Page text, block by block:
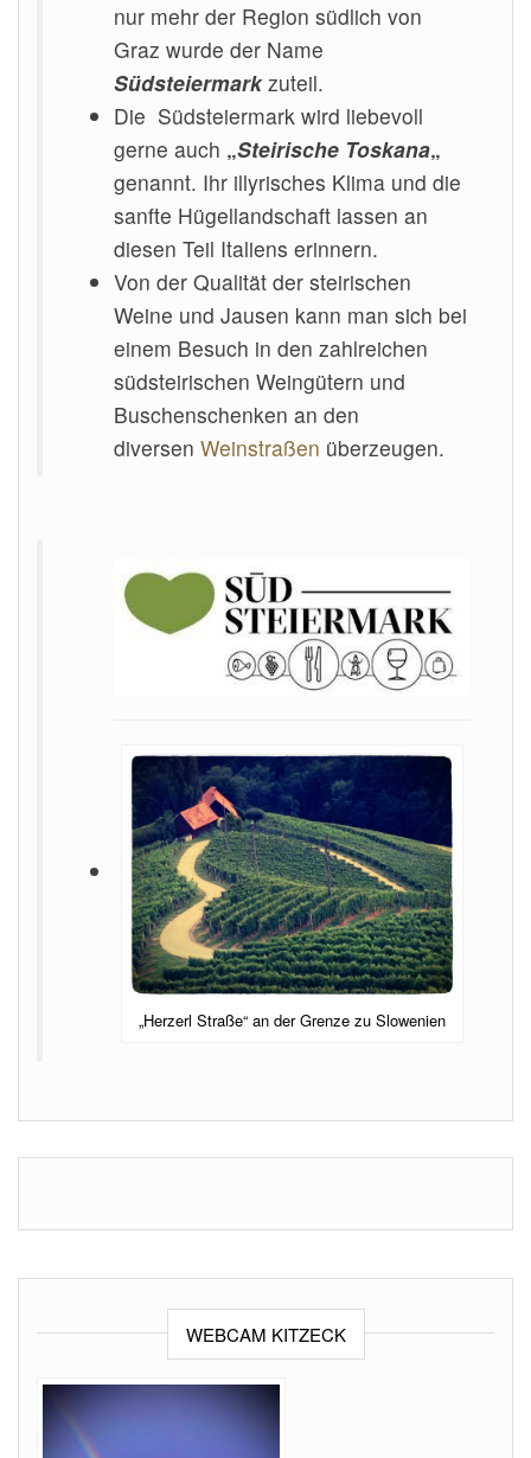
nur mehr der Region südlich von
Graz wurde der Name
Südsteiermarkzuteil.
Die Südsteiermark wird liebevoll
gerne auch „Steirische Toskana„
genannt. Ihr illyrisches Klima und die
sanfte Hügellandschaft lassen an
diesen Teil Italiens erinnern.
Von der Qualität der steirischen
Weine und Jausen kann man sich bei
einem Besuch in den zahlreichen
südsteirischen Weingütern und
Buschenschenken an den
diversen Weinstraßen überzeugen.
„Herzerl Straße“ an der Grenze zu Slowenien
WEBCAM KITZECK